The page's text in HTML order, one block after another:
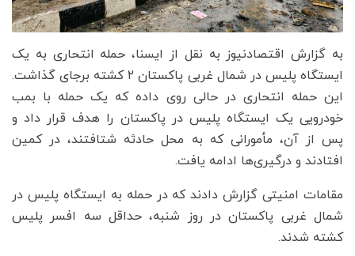
به گزارش اقتصادنیوز به نقل از ایسنا، حمله انتحاری به یک
ایستگاه پلیس در شمال غربی پاکستان ۲ کشته برجای گذاشت.
این حمله انتحاری در حالی روی داده که یک حمله با بمب
خودرویی یک ایستگاه پلیس در پاکستان را هدف قرار داد و
پس از آن، مأمورانی که به محل حادثه شتافتند، در کمین
افتادند و درگیری‌ها ادامه یافت.
مقامات امنیتی گزارش دادند که در حمله به ایستگاه پلیس در
شمال غربی پاکستان در روز شنبه، حداقل سه افسر پلیس
کشته شدند.